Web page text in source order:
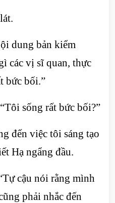
dung bản kiểm
các vị sĩ quan, thực
bức bối.”
sống rất bức bối?”
đến việc tôi sáng tạo
Hạ ngẩng đầu.
cậu nói rằng mình
phải nhắc đến